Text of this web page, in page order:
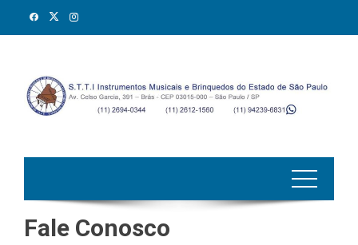
Fale Conosco